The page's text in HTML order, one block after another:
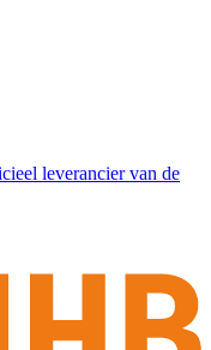
leverancier van de